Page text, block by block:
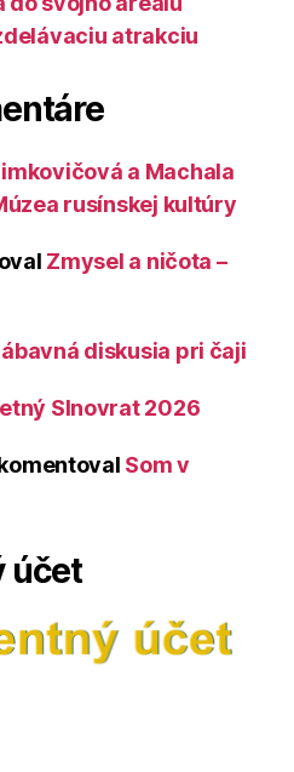
atrakciu
a Machala
rusínskej kultúry
Zmysel a ničota –
diskusia pri čaji
Slnovrat 2026
Som v
účet